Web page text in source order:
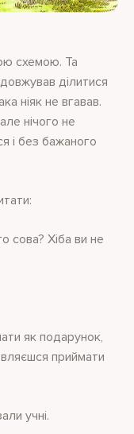
схемою. Та
ділитися
ніяк не вгавав.
нічого не
і без бажаного
сова? Хіба ви не
як подарунок,
приймати
учні.